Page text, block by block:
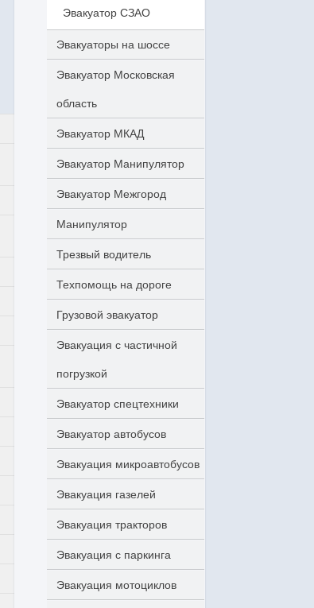
Эвакуатор СЗАО
Эвакуаторы на шоссе
Эвакуатор Московская
область
Эвакуатор МКАД
Эвакуатор Манипулятор
Эвакуатор Межгород
Манипулятор
Трезвый водитель
Техпомощь на дороге
Грузовой эвакуатор
Эвакуация с частичной
погрузкой
Эвакуатор спецтехники
Эвакуатор автобусов
Эвакуация микроавтобусов
Эвакуация газелей
Эвакуация тракторов
Эвакуация с паркинга
Эвакуация мотоциклов